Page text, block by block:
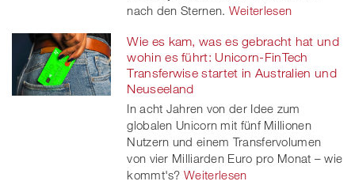
nach den Sternen. Weiterlesen
Wie es kam, was es gebracht hat und
wohin es führt: Unicorn-FinTech
Transferwise startet in Australien und
Neuseeland
In acht Jahren von der Idee zum
globalen Unicorn mit fünf Millionen
Nutzern und einem Transfervolumen
von vier Milliarden Euro pro Monat – wie
kommt's? Weiterlesen